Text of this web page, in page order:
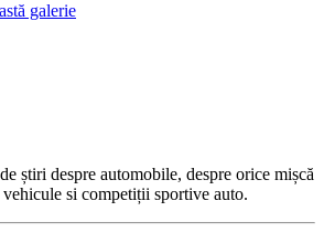
galerie
știri despre automobile, despre orice mișcă
si competiții sportive auto.